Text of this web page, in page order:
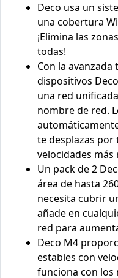
Deco usa un
una cobertura
¡Elimina las
todas!
Con la
dispositivos
una red
nombre de red.
te desplazas
velocidades más
Un pack de 2
área de hasta
necesita cubrir
añade en
red para
Deco M4
estables con
funciona con los